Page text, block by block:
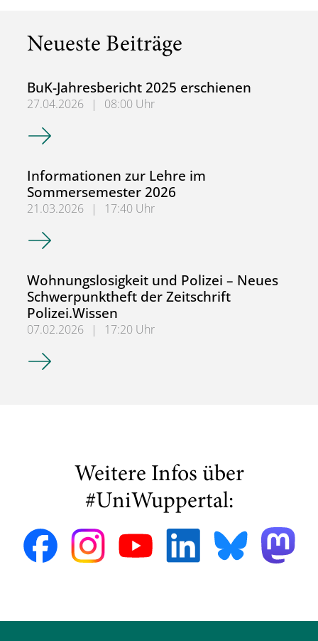
Neueste Beiträge
BuK-Jahresbericht 2025 erschienen
27.04.2026 |
08:00 Uhr
BuK-Jahresbericht 2025 erschienen
Informationen zur Lehre im
Sommersemester 2026
21.03.2026 |
17:40 Uhr
Informationen zur Lehre im Sommersemester 2026
Wohnungslosigkeit und Polizei – Neues
Schwerpunktheft der Zeitschrift
Polizei.Wissen
07.02.2026 |
17:20 Uhr
Wohnungslosigkeit und Polizei – Neues
Weitere Infos über
#UniWuppertal: